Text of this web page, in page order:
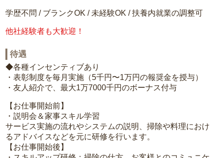
学歴不問 / ブランクOK / 未経験OK / 扶養内就業の調整可
他社経験者も大歓迎！
待遇
◆各種インセンティブあり
・表彰制度を毎月実施（5千円〜1万円の報奨金を授与）
・友人紹介で、最大1万7000千円のボーナス付与
【お仕事開始前】
・説明会＆家事スキル学習
サービス実施の流れやシステムの説明、掃除や料理におけ
るアドバイスなどを元に研修を行います。
【お仕事開始後】